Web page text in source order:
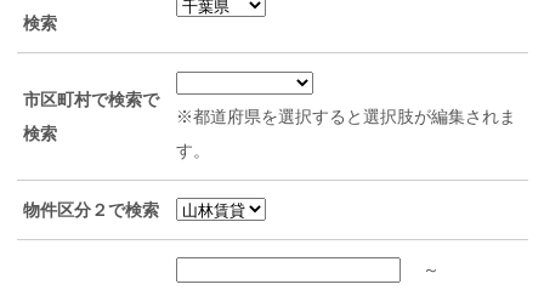
検索
市区町村で検索で
検索
※都道府県を選択すると選択肢が編集されま
す。
物件区分２で検索
～